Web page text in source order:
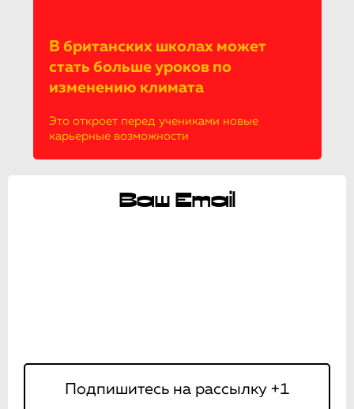
В британских школах может
стать больше уроков по
изменению климата
Это откроет перед учениками новые
карьерные возможности
Ваш Email